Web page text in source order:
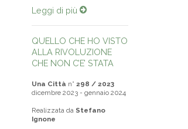
Leggi di più
QUELLO CHE HO VISTO
ALLA RIVOLUZIONE
CHE NON C’E’ STATA
Una Città n° 298 / 2023
dicembre 2023 - gennaio 2024
Realizzata da Stefano
Ignone